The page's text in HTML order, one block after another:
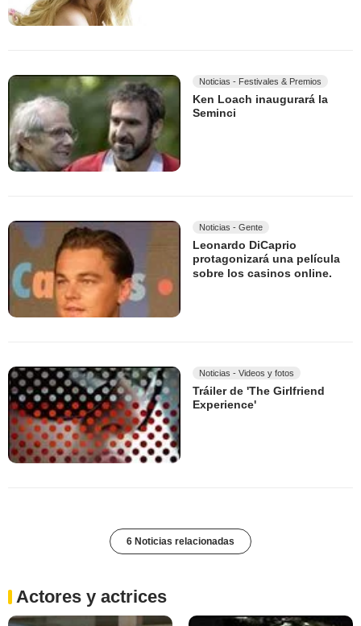
Noticias - Festivales & Premios
Ken Loach inaugurará la
Seminci
Noticias - Gente
Leonardo DiCaprio
protagonizará una película
sobre los casinos online.
Noticias - Videos y fotos
Tráiler de 'The Girlfriend
Experience'
6 Noticias relacionadas
Actores y actrices